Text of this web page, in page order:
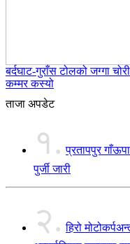
बर्दघाट-गुराँस टोलको जग्गा
कम्मर कस्यो
ताजा अपडेट
१. प्रतापपुर
पुर्जी जारी
२. हिरो